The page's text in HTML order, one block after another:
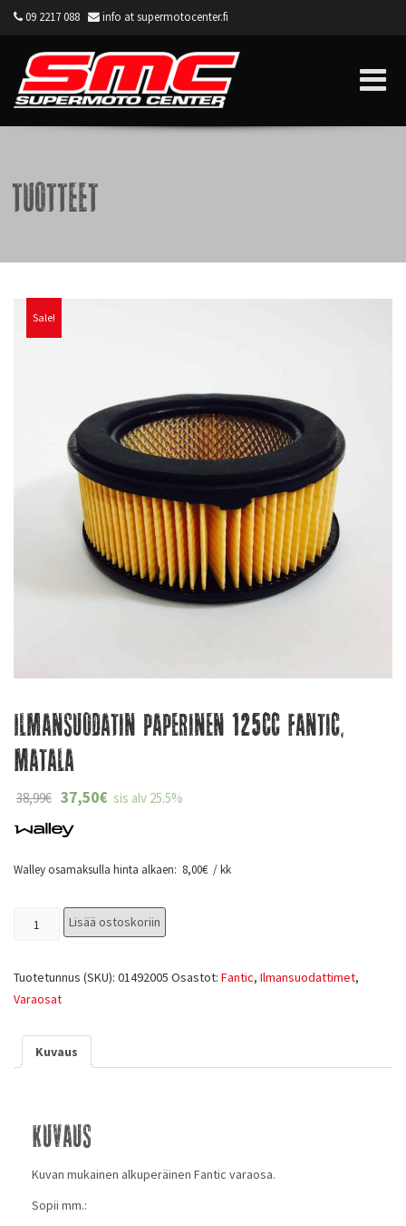
09 2217 088 info at supermotocenter.fi
Tuotteet
Sale!
Ilmansuodatin paperinen 125cc Fantic,
Matala
38,99€ 37,50€ sis alv 25.5%
Walley osamaksulla hinta alkaen: 8,00€ / kk
Lisää ostoskoriin
Tuotetunnus (SKU): 01492005 Osastot: Fantic, Ilmansuodattimet,
Varaosat
Kuvaus
Kuvaus
Kuvan mukainen alkuperäinen Fantic varaosa.
Sopii mm.: